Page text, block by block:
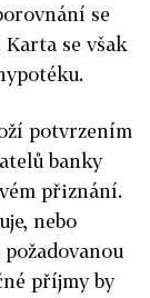
se
se však
potvrzením
banky
přiznání.
nebo
příjmy by